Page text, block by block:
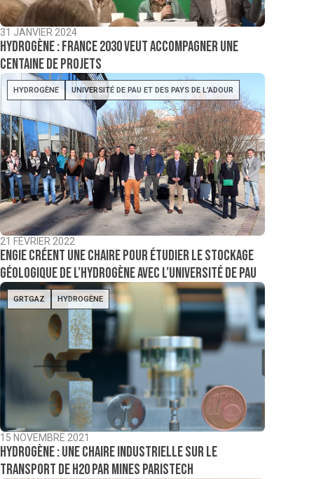
31 JANVIER 2024
Hydrogène : France 2030 veut accompagner une
centaine de projets
HYDROGÈNE UNIVERSITÉ DE PAU ET DES PAYS DE L’ADOUR
21 FÉVRIER 2022
Engie créent une chaire pour étudier le stockage
géologique de l’hydrogène avec l’Université de Pau
GRTGAZ HYDROGÈNE
15 NOVEMBRE 2021
Hydrogène : une chaire industrielle sur le
transport de H20 par Mines ParisTech